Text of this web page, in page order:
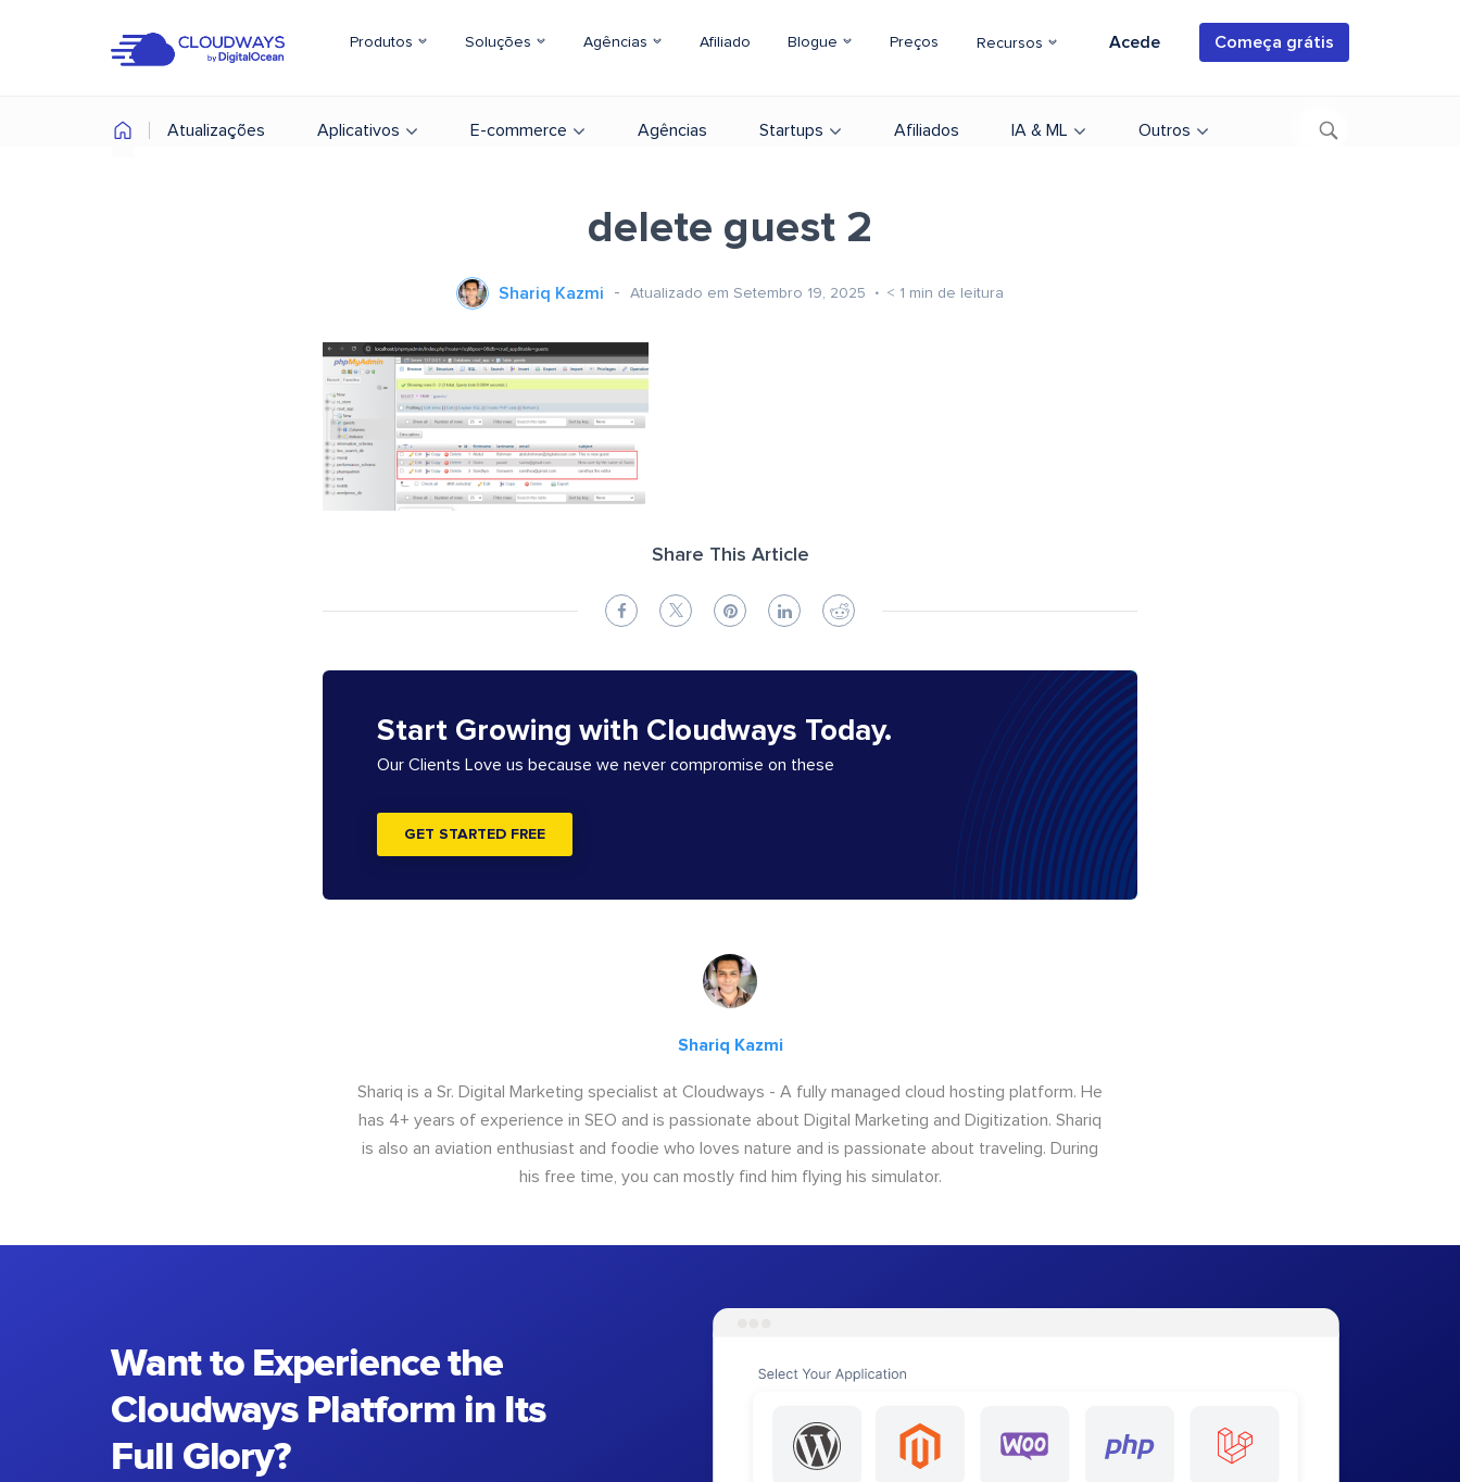
Produtos Soluções Agências Afiliado Blogue Preços Recursos Acede Começa grátis
Atualizações Aplicativos E-commerce Agências Startups Afiliados IA & ML Outros
delete guest 2
Shariq Kazmi Atualizado em Setembro 19, 2025 < 1 min de leitura
Share This Article
Start Growing with Cloudways Today.
Our Clients Love us because we never compromise on these
GET STARTED FREE
Shariq Kazmi
Shariq is a Sr. Digital Marketing specialist at Cloudways - A fully managed cloud hosting platform. He
has 4+ years of experience in SEO and is passionate about Digital Marketing and Digitization. Shariq
is also an aviation enthusiast and foodie who loves nature and is passionate about traveling. During
his free time, you can mostly find him flying his simulator.
Want to Experience the
Cloudways Platform in Its
Full Glory?